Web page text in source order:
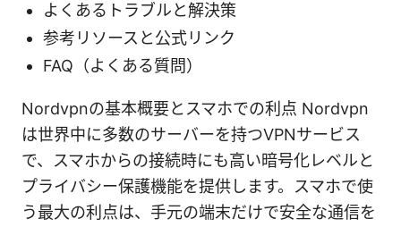
よくあるトラブルと解決策
参考リソースと公式リンク
FAQ（よくある質問）
Nordvpnの基本概要とスマホでの利点 Nordvpn
は世界中に多数のサーバーを持つVPNサービス
で、スマホからの接続時にも高い暗号化レベルと
プライバシー保護機能を提供します。スマホで使
う最大の利点は、手元の端末だけで安全な通信を